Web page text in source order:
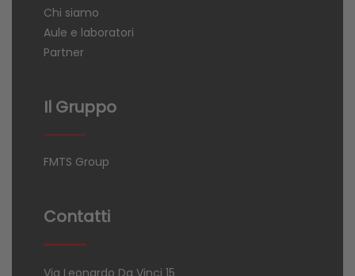
Chi siamo
Aule e laboratori
Partner
Il Gruppo
FMTS Group
Contatti